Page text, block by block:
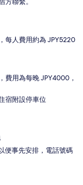
每人費用約為 JPY5220
費用為每晚 JPY4000，
宿附設停車位
便事先安排，電話號碼